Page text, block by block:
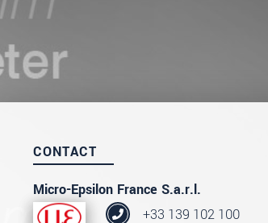
CONTACT
Micro-Epsilon France S.a.r.l.
+33 139 102 100